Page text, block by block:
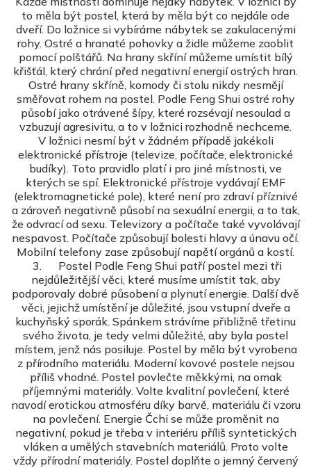
to měla být postel, která by měla být co nejdále ode
dveří. Do ložnice si vybíráme nábytek se zakulacenými
rohy. Ostré a hranaté pohovky a židle můžeme zaoblit
pomocí polštářů. Na hrany skříní můžeme umístit bílý
křišťál, který chrání před negativní energií ostrých hran.
Ostré hrany skříně, komody či stolu nikdy nesmějí
směřovat rohem na postel. Podle Feng Shui ostré rohy
působí jako otrávené šípy, které rozsévají nesoulad a
vzbuzují agresivitu, a to v ložnici rozhodně nechceme.
V ložnici nesmí být v žádném případě jakékoli
elektronické přístroje (televize, počítače, elektronické
budíky). Toto pravidlo platí i pro jiné místnosti, ve
kterých se spí. Elektronické přístroje vydávají EMF
(elektromagnetické pole), které není pro zdraví příznivé
a zároveň negativně působí na sexuální energii, a to tak,
že odvrací od sexu. Televizory a počítače také vyvolávají
nespavost. Počítače způsobují bolesti hlavy a únavu očí.
Mobilní telefony zase způsobují napětí orgánů a kostí.
3. Postel Podle Feng Shui patří postel mezi tři
nejdůležitější věci, které musíme umístit tak, aby
podporovaly dobré působení a plynutí energie. Další dvě
věci, jejichž umístění je důležité, jsou vstupní dveře a
kuchyňský sporák. Spánkem strávíme přibližně třetinu
svého života, je tedy velmi důležité, aby byla postel
místem, jenž nás posiluje. Postel by měla být vyrobena
z přírodního materiálu. Moderní kovové postele nejsou
příliš vhodné. Postel povlečte měkkými, na omak
příjemnými materiály. Volte kvalitní povlečení, které
navodí erotickou atmosféru díky barvě, materiálu či vzoru
na povlečení. Energie Čchi se může proměnit na
negativní, pokud je třeba v interiéru příliš syntetických
vláken a umělých stavebních materiálů. Proto volte
vždy přírodní materiály. Postel doplňte o jemný červený